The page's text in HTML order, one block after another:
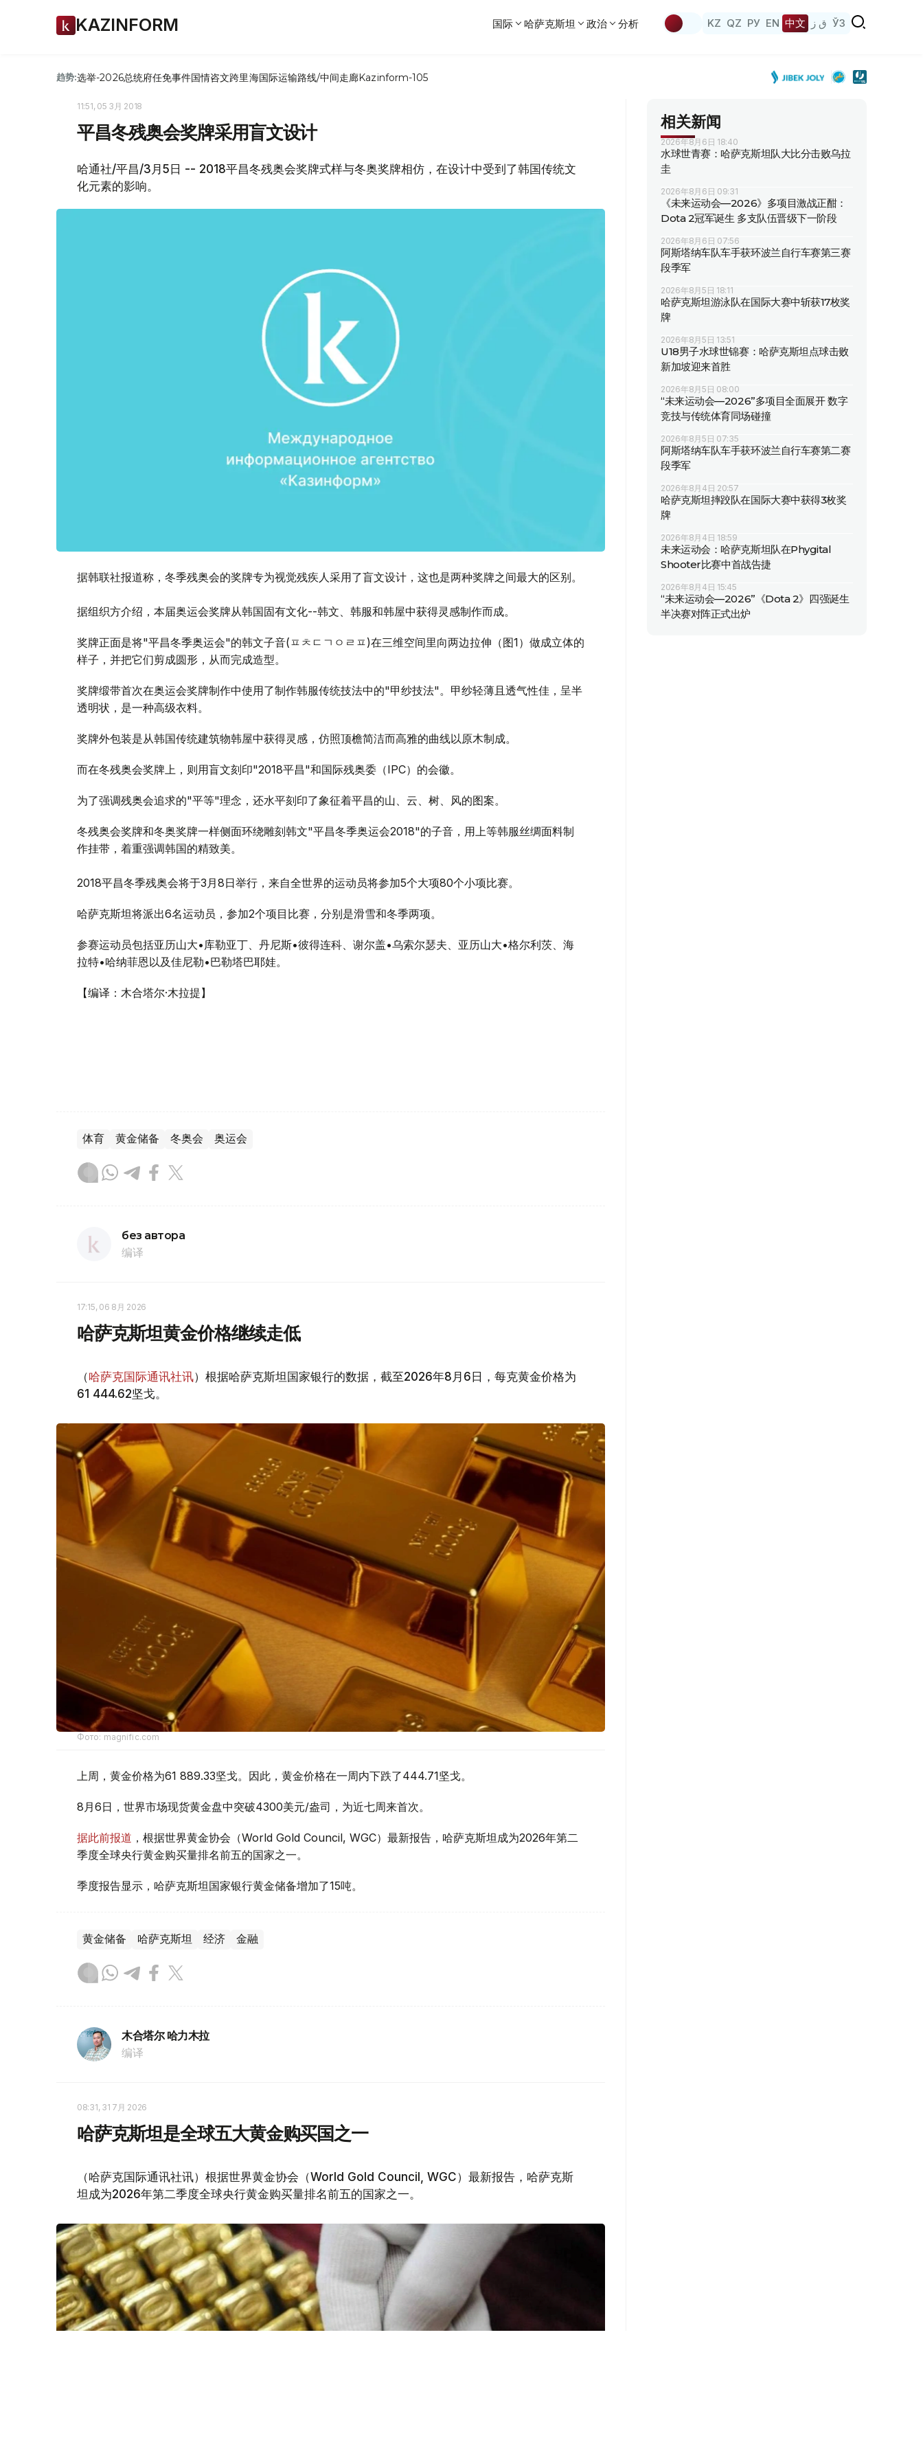
KAZINFORM 国际 哈萨克斯坦 政治 分析 KZ QZ РУ EN 中文 ق ز ЎЗ
趋势:选举-2026总统府任免事件国情咨文跨里海国际运输路线/中间走廊Kazinform-105
11:51, 05 3月 2018
平昌冬残奥会奖牌采用盲文设计
哈通社/平昌/3月5日 -- 2018平昌冬残奥会奖牌式样与冬奥奖牌相仿，在设计中受到了韩国传统文
化元素的影响。
据韩联社报道称，冬季残奥会的奖牌专为视觉残疾人采用了盲文设计，这也是两种奖牌之间最大的区别。
据组织方介绍，本届奥运会奖牌从韩国固有文化--韩文、韩服和韩屋中获得灵感制作而成。
奖牌正面是将"平昌冬季奥运会"的韩文子音(ㅍㅊㄷㄱㅇㄹㅍ)在三维空间里向两边拉伸（图1）做成立体的
样子，并把它们剪成圆形，从而完成造型。
奖牌缎带首次在奥运会奖牌制作中使用了制作韩服传统技法中的"甲纱技法"。甲纱轻薄且透气性佳，呈半
透明状，是一种高级衣料。
奖牌外包装是从韩国传统建筑物韩屋中获得灵感，仿照顶檐简洁而高雅的曲线以原木制成。
而在冬残奥会奖牌上，则用盲文刻印"2018平昌"和国际残奥委（IPC）的会徽。
为了强调残奥会追求的"平等"理念，还水平刻印了象征着平昌的山、云、树、风的图案。
冬残奥会奖牌和冬奥奖牌一样侧面环绕雕刻韩文"平昌冬季奥运会2018"的子音，用上等韩服丝绸面料制
作挂带，着重强调韩国的精致美。
2018平昌冬季残奥会将于3月8日举行，来自全世界的运动员将参加5个大项80个小项比赛。
哈萨克斯坦将派出6名运动员，参加2个项目比赛，分别是滑雪和冬季两项。
参赛运动员包括亚历山大•库勒亚丁、丹尼斯•彼得连科、谢尔盖•乌索尔瑟夫、亚历山大•格尔利茨、海
拉特•哈纳菲恩以及佳尼勒•巴勒塔巴耶娃。
【编译：木合塔尔·木拉提】
体育 黄金储备 冬奥会 奥运会
без автора
编译
17:15, 06 8月 2026
哈萨克斯坦黄金价格继续走低
（哈萨克国际通讯社讯）根据哈萨克斯坦国家银行的数据，截至2026年8月6日，每克黄金价格为
61 444.62坚戈。
Фото: magnific.com
上周，黄金价格为61 889.33坚戈。因此，黄金价格在一周内下跌了444.71坚戈。
8月6日，世界市场现货黄金盘中突破4300美元/盎司，为近七周来首次。
据此前报道 ，根据世界黄金协会（World Gold Council, WGC）最新报告，哈萨克斯坦成为2026年第二
季度全球央行黄金购买量排名前五的国家之一。
季度报告显示，哈萨克斯坦国家银行黄金储备增加了15吨。
黄金储备 哈萨克斯坦 经济 金融
木合塔尔 哈力木拉
编译
08:31, 31 7月 2026
哈萨克斯坦是全球五大黄金购买国之一
（哈萨克国际通讯社讯）根据世界黄金协会（World Gold Council, WGC）最新报告，哈萨克斯
坦成为2026年第二季度全球央行黄金购买量排名前五的国家之一。
相关新闻
2026年8月6日 18:40
水球世青赛：哈萨克斯坦队大比分击败乌拉
圭
2026年8月6日 09:31
《未来运动会—2026》多项目激战正酣：
Dota 2冠军诞生 多支队伍晋级下一阶段
2026年8月6日 07:56
阿斯塔纳车队车手获环波兰自行车赛第三赛
段季军
2026年8月5日 18:11
哈萨克斯坦游泳队在国际大赛中斩获17枚奖
牌
2026年8月5日 13:51
U18男子水球世锦赛：哈萨克斯坦点球击败
新加坡迎来首胜
2026年8月5日 08:00
“未来运动会—2026”多项目全面展开 数字
竞技与传统体育同场碰撞
2026年8月5日 07:35
阿斯塔纳车队车手获环波兰自行车赛第二赛
段季军
2026年8月4日 20:57
哈萨克斯坦摔跤队在国际大赛中获得3枚奖
牌
2026年8月4日 18:59
未来运动会：哈萨克斯坦队在Phygital
Shooter比赛中首战告捷
2026年8月4日 15:45
“未来运动会—2026”《Dota 2》四强诞生
半决赛对阵正式出炉